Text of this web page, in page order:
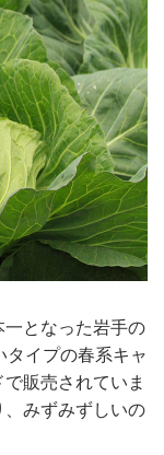
となった岩手の
タイプの春系キャ
販売されていま
みずみずしいの